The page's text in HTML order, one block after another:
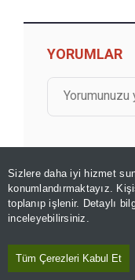
Sizlere daha iyi hizmet
konumlandırmaktayız.
toplanıp işlenir. Detaylı
inceleyebilirsiniz.
Tüm Çerezleri Kabul Et
YORUMLAR
GÖZDEN